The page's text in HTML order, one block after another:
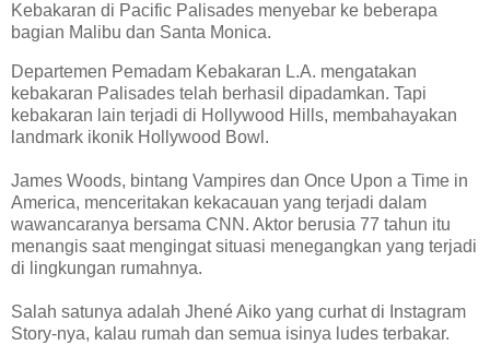
Kebakaran di Pacific Palisades menyebar ke beberapa
bagian Malibu dan Santa Monica.
Departemen Pemadam Kebakaran L.A. mengatakan
kebakaran Palisades telah berhasil dipadamkan. Tapi
kebakaran lain terjadi di Hollywood Hills, membahayakan
landmark ikonik Hollywood Bowl.
James Woods, bintang Vampires dan Once Upon a Time in
America, menceritakan kekacauan yang terjadi dalam
wawancaranya bersama CNN. Aktor berusia 77 tahun itu
menangis saat mengingat situasi menegangkan yang terjadi
di lingkungan rumahnya.
Salah satunya adalah Jhené Aiko yang curhat di Instagram
Story-nya, kalau rumah dan semua isinya ludes terbakar.